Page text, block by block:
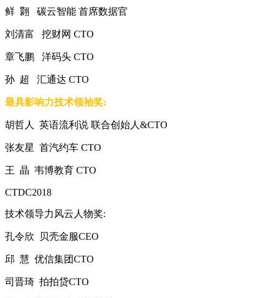
鲜 翾 碳云智能 首席数据官
刘清富 挖财网 CTO
章飞鹏 洋码头 CTO
孙 超 汇通达 CTO
最具影响力技术领袖奖:
胡哲人 英语流利说 联合创始人&CTO
张友星 首汽约车 CTO
王 晶 韦博教育 CTO
CTDC2018
技术领导力风云人物奖:
孔令欣 贝壳金服CEO
邱 慧 优信集团CTO
司晋琦 拍拍贷CTO